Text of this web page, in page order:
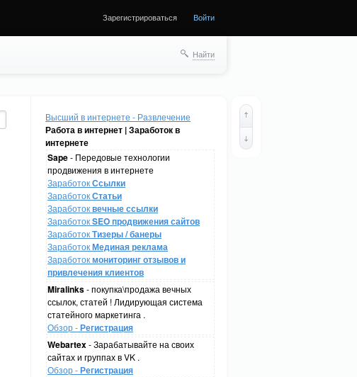
Зарегистрироваться Войти
Найти
Высший в интернете - Развлечение
Работа в интернет | Заработок в
интернете
Sape- Передовые технологии
продвижения в интернете
ЗаработокСсылки
ЗаработокСтатьи
Заработоквечные ссылки
ЗаработокSEO продвижения сайтов
ЗаработокТизеры / банеры
ЗаработокМединая реклама
Заработокмониторинг отзывов и
привлечения клиентов
Miralinks- покупка\продажа вечных
ссылок, статей ! Лидирующая система
статейного маркетинга .
Обзор -Регистрация
Webartex- Зарабатывайте на своих
сайтах и группах в VK .
Обзор -Регистрация